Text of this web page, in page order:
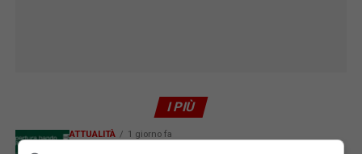
I PIÙ
ATTUALITÀ 1 giorno fa